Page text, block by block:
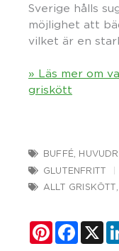
Sverige hålls
möjlighet att
vilket är en
» Läs mer om
griskött
BUFFÉ
GLUTENFRITT
ALLT GRISKÖTT
Pinterest X